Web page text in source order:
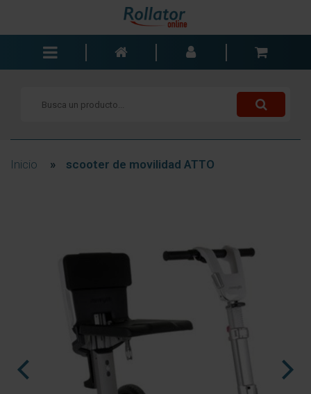
Sillas de ruedas
Componentes
es
Inicio » scooter de movilidad ATTO